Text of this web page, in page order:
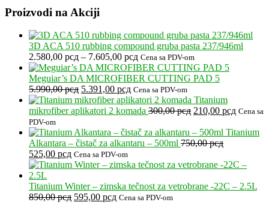
Proizvodi na Akciji
3D ACA 510 rubbing compound gruba pasta 237/946ml
2.580,00 рсд – 7.605,00 рсдRaspon
cena:
od
2.580,00 рсд
do
7.605,00 рсд
Cena sa PDV-om
Meguiar’s DA MICROFIBER CUTTING PAD 5
5.990,00рсд Originalna
cena
je
5.990,00 рсд.
5.391,00 рсдTrenutna
cena
je:
Cena sa PDV-om
Titanium
mikrofiber aplikatori 2 komada 300,00рсд Originalna
je
bila:
210,00 рсдTrenutna
je:
Cena sa
PDV-om
Titanium
Alkantara – čistač za alkantaru – 500ml 750,00рсд
Originalna
cena
je
bila:
750,00 рсд.
525,00 рсдTrenutna
cena
525,00 рсд.
Cena sa PDV-om
Titanium Winter – zimska tečnost za vetrobrane -22C – 2.5L
850,00рсд Originalna
595,00 рсдTrenutna
Cena sa PDV-om